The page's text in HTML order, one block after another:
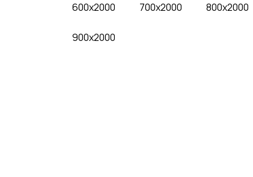
600x2000 700x2000 800x2000
900x2000